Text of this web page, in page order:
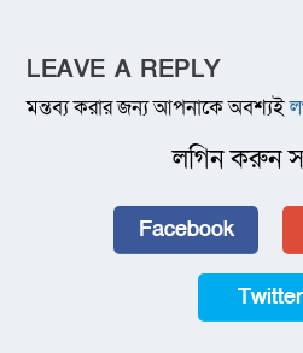
LEAVE A REPLY
মন্তব্য করার জন্য আপনাকে অবশ্যই
লগিন করুন
Facebook
Twitter